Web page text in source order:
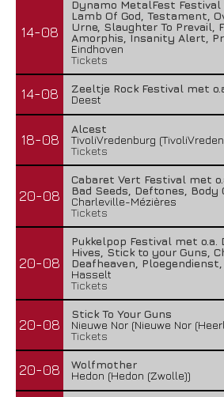
14-08
Dynamo MetalFest Festival
Lamb Of God, Testament,
Urne, Slaughter To Prevail,
Amorphis, Insanity Alert,
Eindhoven
Tickets
14-08
Zeeltje Rock Festival met
Deest
18-08
Alcest
TivoliVredenburg
Tickets
20-08
Cabaret Vert Festival met
Bad Seeds, Deftones, Body
Charleville-Mézières
Tickets
20-08
Pukkelpop Festival met o.a.
Hives, Stick to your Guns,
Deafheaven, Ploegendienst,
Hasselt
Tickets
20-08
Stick To Your Guns
Nieuwe Nor (Nieuwe Nor
Tickets
20-08
Wolfmother
Hedon (Hedon (Zwolle))